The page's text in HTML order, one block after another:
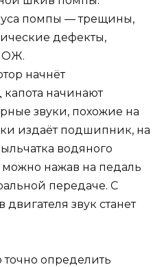
помпы — трещины,
дефекты,
ОЖ.
начнёт
капота начинают
звуки, похожие на
издаёт подшипник, на
водяного
можно нажав на педаль
передаче. С
звук станет
определить